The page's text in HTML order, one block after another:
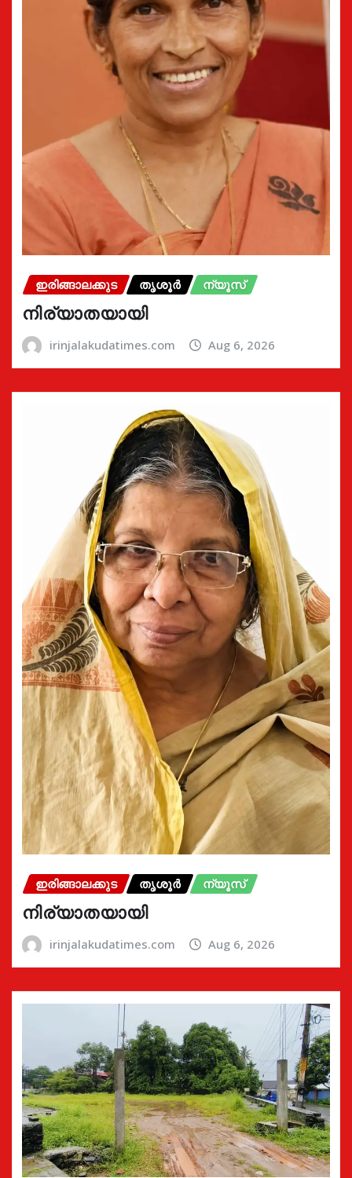
ഇരിങ്ങാലക്കുട തൃശൂർ ന്യൂസ്
നിര്യാതയായി
irinjalakudatimes.com Aug 6, 2026
ഇരിങ്ങാലക്കുട തൃശൂർ ന്യൂസ്
നിര്യാതയായി
irinjalakudatimes.com Aug 6, 2026